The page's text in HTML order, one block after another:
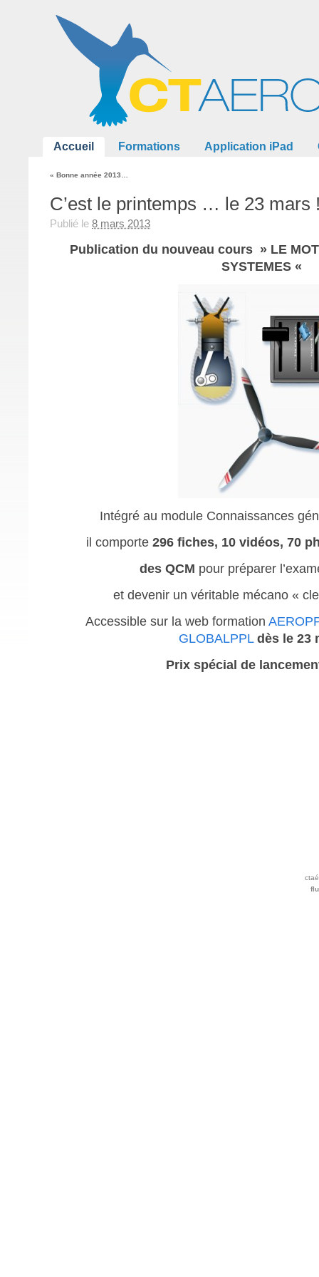
Accueil Formations Application iPad
« Bonne année 2013…
C’est le printemps … le 23 mars
Publié le 8 mars 2013
Publication du nouveau cours » LE
SYSTEMES «
Intégré au module Connaissances
il comporte 296 fiches, 10 vidéos, 70
des QCM pour préparer
et devenir un véritable mécano «
Accessible sur la web formation
GLOBALPPL dès le 23
Prix spécial de